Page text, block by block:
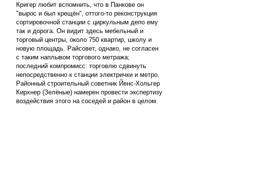
Кригер любит вспомнить, что в Панкове он
"вырос и был крещён“, оттого-то реконструкция
сортировочной станции с циркульным депо ему
так и дорога. Он видит здесь мебельный и
торговый центры, около 750 квартир, школу и
новую площадь. Райсовет, однако, не согласен
с таким наплывом торгового метража;
последний компромисс: торговлю сдвинуть
непосредственно к станции электрички и метро.
Районный строительный советник Йенс-Хольгер
Кирхнер (Зелёные) намерен провести экспертизу
воздействия этого на соседей и район в целом.